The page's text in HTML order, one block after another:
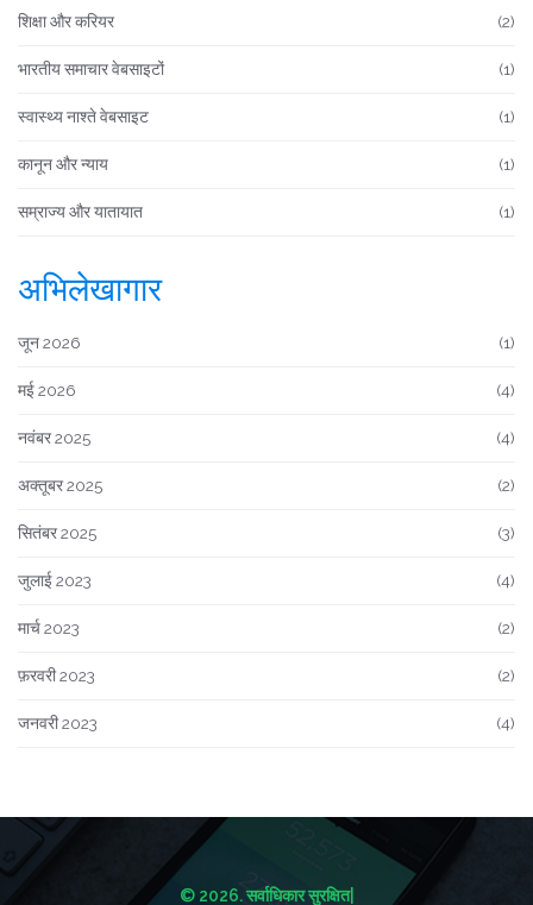
शिक्षा और करियर (2)
भारतीय समाचार वेबसाइटों (1)
स्वास्थ्य नाश्ते वेबसाइट (1)
कानून और न्याय (1)
सम्राज्य और यातायात (1)
अभिलेखागार
जून 2026 (1)
मई 2026 (4)
नवंबर 2025 (4)
अक्तूबर 2025 (2)
सितंबर 2025 (3)
जुलाई 2023 (4)
मार्च 2023 (2)
फ़रवरी 2023 (2)
जनवरी 2023 (4)
© 2026. सर्वाधिकार सुरक्षित|